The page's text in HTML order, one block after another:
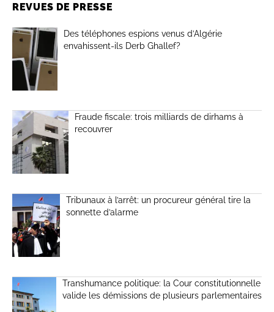
REVUES DE PRESSE
Des téléphones espions venus d’Algérie
envahissent-ils Derb Ghallef?
Fraude fiscale: trois milliards de dirhams à
recouvrer
Tribunaux à l’arrêt: un procureur général tire la
sonnette d’alarme
Transhumance politique: la Cour constitutionnelle
valide les démissions de plusieurs parlementaires